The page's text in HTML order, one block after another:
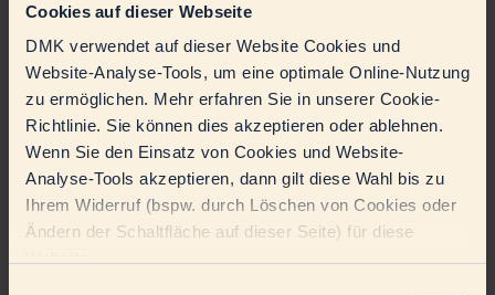
Cookies auf dieser Webseite
DMK verwendet auf dieser Website Cookies und
Website-Analyse-Tools, um eine optimale Online-Nutzung
zu ermöglichen. Mehr erfahren Sie in unserer Cookie-
Richtlinie. Sie können dies akzeptieren oder ablehnen.
Wenn Sie den Einsatz von Cookies und Website-
Analyse-Tools akzeptieren, dann gilt diese Wahl bis zu
Ihrem Widerruf (bspw. durch Löschen von Cookies oder
Ändern der Schaltfläche auf dieser Seite) für diese
Auseinanderbauen der Maschinen
Passt zu uns | Ihr Profil
Technisches Verständnis
Vorkenntnisse im Lebensmittelbereich wünschenswert
Ausgeprägtes Qualitäts-, Hygiene- und Kostenbewusstsein
Wochenend- und Feiertagsarbeit
Überzeugt ganz sicher | Unser Angebot
Tarifliche Bezahlung inkl. Zulagen & Überstunden können